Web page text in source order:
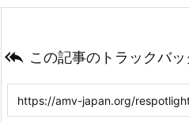
 この記事のトラックバ